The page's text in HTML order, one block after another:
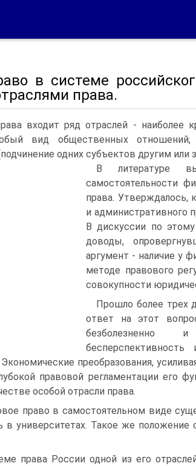
в системе
права.
входит ряд отраслей - наиболее
вид общественных
одних субъектов другим или
В литературе
самостоятельности
права. Утверждалось,
и административного
В дискуссии по
доводы,
аргумент - наличие у
методе правового
совокупности
Прошло более трех
ответ на этот
безболезненно
преобразования,
правовой регламентации его
особой отрасли права.
право в самостоятельном виде
в университетах. Такое же
права России одной из его